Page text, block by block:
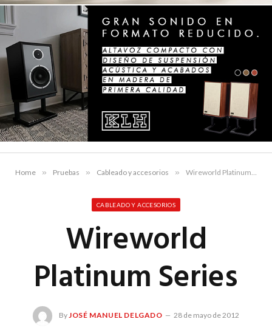
Home » Pruebas » Cableado y accesorios » Wireworld Platinum Series
CABLEADO Y ACCESORIOS
Wireworld
Platinum Series
ByJOSÉ MANUEL DELGADO 28 de mayo de 2012